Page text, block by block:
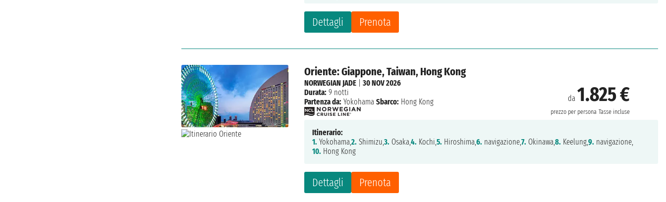
Dettagli Prenota
Oriente: Giappone, Taiwan, Hong Kong
da 1.825 €
prezzo per persona Tasse incluse
Dettagli Prenota
NORWEGIAN JADE |30 NOV 2026
Durata: 9 notti
Partenza da: Yokohama Sbarco: Hong Kong
Itinerario:
1. Yokohama,2. Shimizu,3. Osaka,4. Kochi,5. Hiroshima,6. navigazione,7. Okinawa,8. Keelung,9. navigazione,
10. Hong Kong